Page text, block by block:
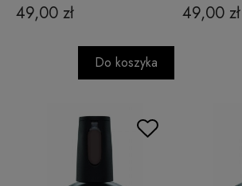
49,00 zł
Do koszyka
49,00 zł